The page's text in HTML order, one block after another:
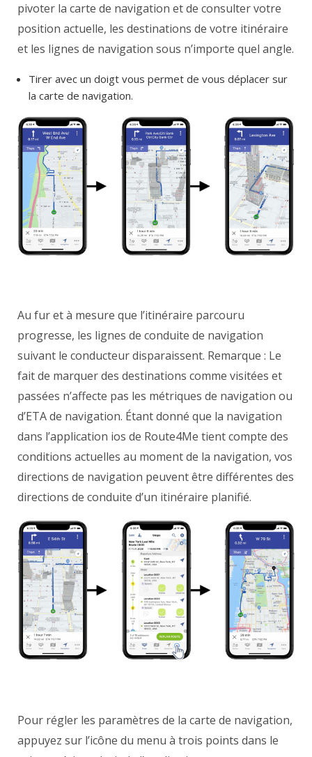
pivoter la carte de navigation et de consulter votre
position actuelle, les destinations de votre itinéraire
et les lignes de navigation sous n’importe quel angle.
Tirer avec un doigt vous permet de vous déplacer sur
la carte de navigation.
Au fur et à mesure que l’itinéraire parcouru
progresse, les lignes de conduite de navigation
suivant le conducteur disparaissent. Remarque : Le
fait de marquer des destinations comme visitées et
passées n’affecte pas les métriques de navigation ou
d’ETA de navigation. Étant donné que la navigation
dans l’application ios de Route4Me tient compte des
conditions actuelles au moment de la navigation, vos
directions de navigation peuvent être différentes des
directions de conduite d’un itinéraire planifié.
Pour régler les paramètres de la carte de navigation,
appuyez sur l’icône du menu à trois points dans le